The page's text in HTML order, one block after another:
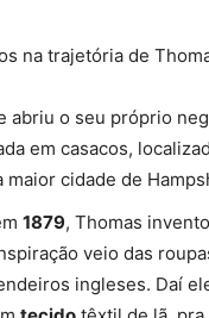
na trajetória de
abriu o seu próprio
em casacos,
maior cidade de
1879, Thomas
veio das
ingleses. Daí